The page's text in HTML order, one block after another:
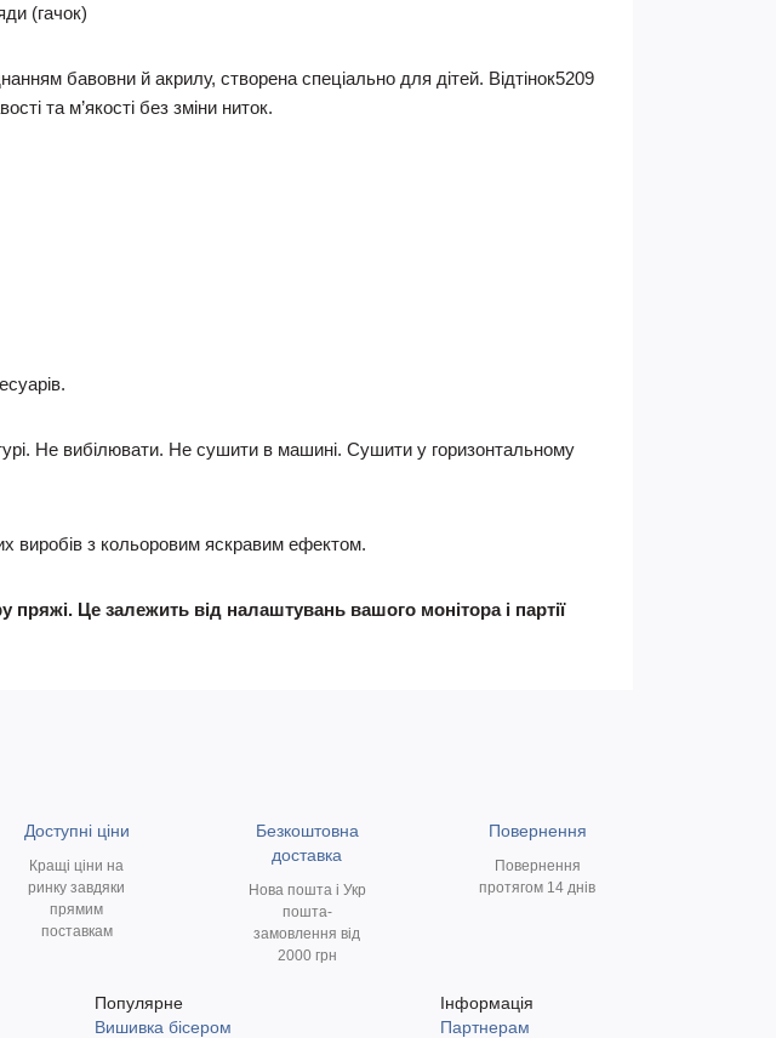
(гачок)
бавовни й акрилу, створена спеціально для дітей. Відтінок5209
та м’якості без зміни ниток.
Не вибілювати. Не сушити в машині. Сушити у горизонтальному
виробів з кольоровим яскравим ефектом.
Це залежить від налаштувань вашого монітора і партії
Доступні ціни
Кращі ціни на
ринку завдяки
прямим
поставкам
Безкоштовна
доставка
Нова пошта і Укр
пошта-
замовлення від
2000 грн
Повернення
Повернення
протягом 14 днів
Популярне
Вишивка бісером
Інформація
Партнерам